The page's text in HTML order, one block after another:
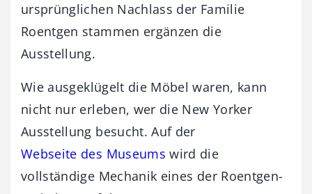
ursprünglichen Nachlass der Familie
Roentgen stammen ergänzen die
Ausstellung.
Wie ausgeklügelt die Möbel waren, kann
nicht nur erleben, wer die New Yorker
Ausstellung besucht. Auf der
Webseite des Museums wird die
vollständige Mechanik eines der Roentgen-